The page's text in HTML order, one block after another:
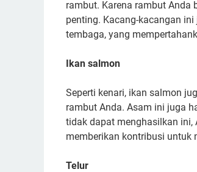
rambut. Karena rambut Anda
penting. Kacang-kacangan
tembaga, yang
Ikan salmon
Seperti kenari, ikan salmon
rambut Anda. Asam ini juga
tidak dapat menghasilkan ini,
memberikan kontribusi untuk
Telur